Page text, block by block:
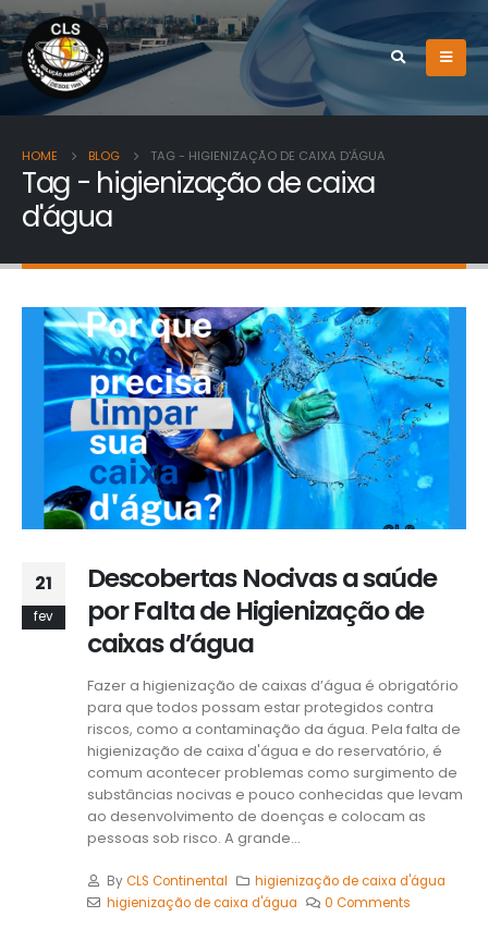
HOME BLOG TAG - HIGIENIZAÇÃO DE CAIXA D'ÁGUA
Tag - higienização de caixa
d'água
21
fev
Descobertas Nocivas a saúde
por Falta de Higienização de
caixas d’água
Fazer a higienização de caixas d’água é obrigatório
para que todos possam estar protegidos contra
riscos, como a contaminação da água. Pela falta de
higienização de caixa d'água e do reservatório, é
comum acontecer problemas como surgimento de
substâncias nocivas e pouco conhecidas que levam
ao desenvolvimento de doenças e colocam as
pessoas sob risco. A grande...
ByCLS Continental
higienização de caixa d'água
higienização de caixa d'água
0 Comments